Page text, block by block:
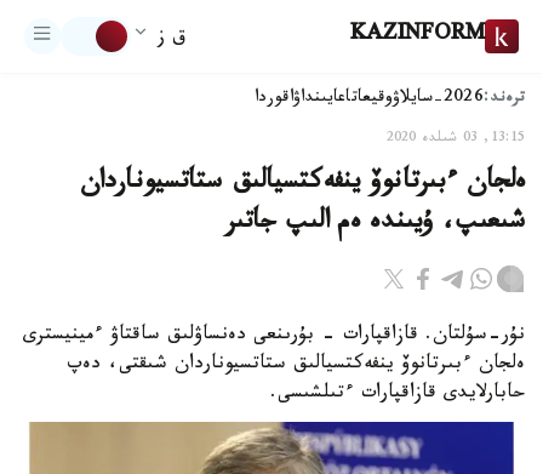
KAZINFORM ق ز
ترەند:2026-سايلاۋ وقيعاتاعايىنداۋاقوردا
13:15, 03 شىلدە 2020
ەلجان ءبىرتانوۆ ينفەكتسيالىق ستاتسيوناردان
شىعىپ، ۇيىندە ەم الىپ جاتىر
نۇر-سۇلتان. قازاقپارات - بۇرىنعى دەنساۋلىق ساقتاۋ ءمينيسترى
ەلجان ءبىرتانوۆ ينفەكتسيالىق ستاتسيوناردان شىقتى، دەپ
حابارلايدى قازاقپارات ءتىلشىسى.